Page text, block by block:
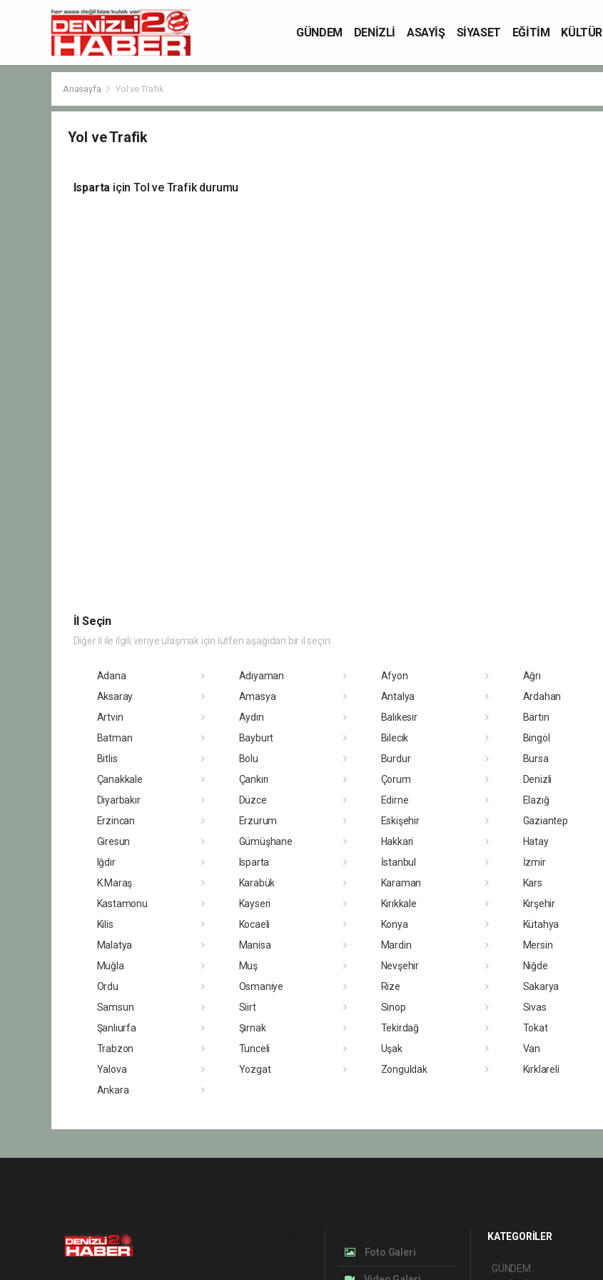
GÜNDEM DENİZLİ ASAYİŞ SİYASET EĞİTİM KÜLTÜR
Anasayfa Yol ve Trafik
Yol ve Trafik
Isparta için Tol ve Trafik durumu
İl Seçin
Diğer il ile ilgili veriye ulaşmak için lütfen aşağıdan bir il seçin
Adana Adıyaman Afyon
Ağrı
Aksaray
Amasya Antalya
Ardahan
Artvin
Aydın Balıkesir
Bartın
Batman
Bayburt Bilecik
Bingöl
Bitlis
Bolu Burdur
Bursa
Çanakkale
Çankırı Çorum
Denizli
Diyarbakır
Düzce Edirne
Elazığ
Erzincan
Erzurum Eskişehir
Gaziantep
Giresun
Gümüşhane Hakkari
Hatay
Iğdır
Isparta İstanbul
İzmir
K.Maraş
Karabük Karaman
Kars
Kastamonu
Kayseri Kırıkkale
Kırşehir
Kilis
Kocaeli Konya
Kütahya
Malatya
Manisa Mardin
Mersin
Muğla
Muş Nevşehir
Niğde
Ordu
Osmaniye Rize
Sakarya
Samsun
Siirt Sinop
Sivas
Şanlıurfa
Şırnak Tekirdağ
Tokat
Trabzon
Tunceli Uşak
Van
Yalova
Yozgat Zonguldak
Kırklareli
Ankara
Foto Galeri
KATEGORİLER
GÜNDEM